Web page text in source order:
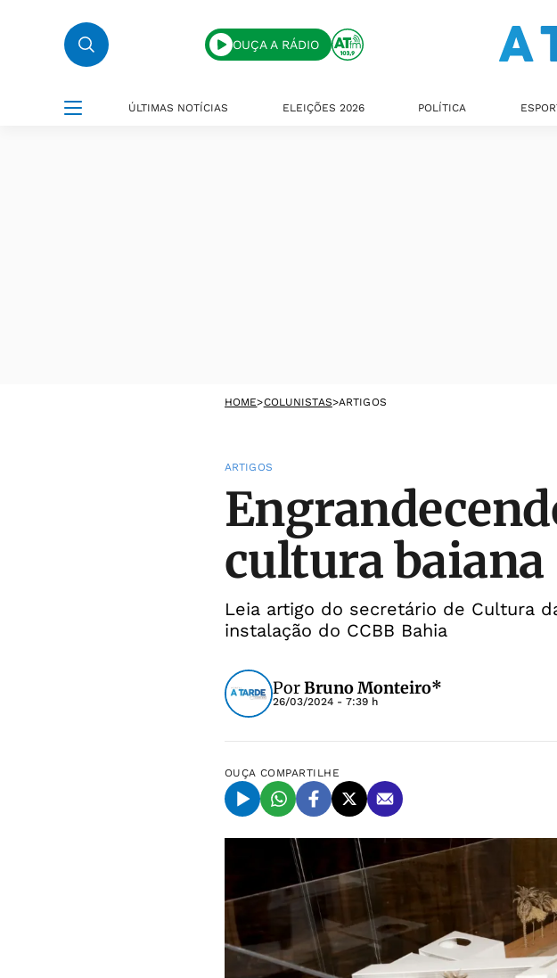
OUÇA A RÁDIO
ÚLTIMAS NOTÍCIAS ELEIÇÕES 2026 POLÍTICA
HOME>COLUNISTAS>ARTIGOS
ARTIGOS
cultura baiana
Leia artigo do secretário de Cultura
instalação do CCBB Bahia
PorBruno Monteiro*
26/03/2024 - 7:39 h
OUÇA COMPARTILHE